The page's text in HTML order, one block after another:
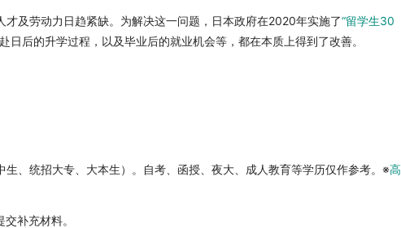
才及劳动力日趋紧缺。为解决这一问题，日本政府在2020年实施了“留学生30
后的升学过程，以及毕业后的就业机会等，都在本质上得到了改善。
生、统招大专、大本生）。自考、函授、夜大、成人教育等学历仅作参考。※高
补充材料。